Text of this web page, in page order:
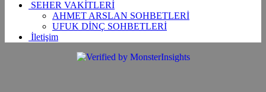
SEHER VAKİTLERİ
AHMET ARSLAN SOHBETLERİ
UFUK DİNÇ SOHBETLERİ
İletişim